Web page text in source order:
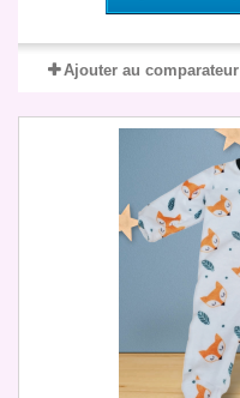
Ajouter au comparateur